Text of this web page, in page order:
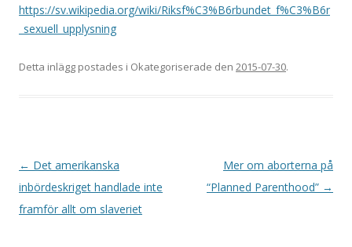
https://sv.wikipedia.org/wiki/Riksf%C3%B6rbundet_f%C3%B6r
_sexuell_upplysning
Detta inlägg postades i Okategoriserade den 2015-07-30.
Inläggsnavigering
← Det amerikanska
inbördeskriget handlade inte
framför allt om slaveriet
Mer om aborterna på
“Planned Parenthood” →